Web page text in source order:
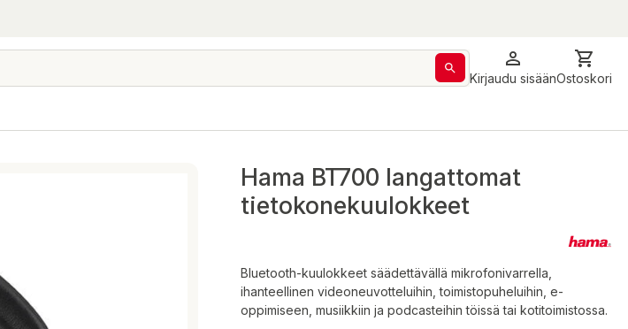
Kirjaudu sisäänOstoskori
Hama BT700 langattomat
tietokonekuulokkeet
Bluetooth-kuulokkeet säädettävällä mikrofonivarrella,
ihanteellinen videoneuvotteluihin, toimistopuheluihin, e-
oppimiseen, musiikkiin ja podcasteihin töissä tai kotitoimistossa.